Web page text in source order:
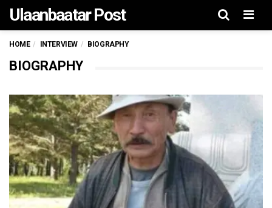
Menu
Ulaanbaatar Post
HOME INTERVIEW BIOGRAPHY
BIOGRAPHY